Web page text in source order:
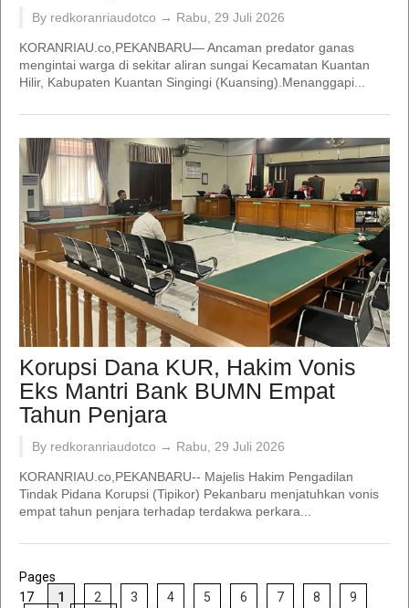
By redkoranriaudotco → Rabu, 29 Juli 2026
KORANRIAU.co,PEKANBARU— Ancaman predator ganas
mengintai warga di sekitar aliran sungai Kecamatan Kuantan
Hilir, Kabupaten Kuantan Singingi (Kuansing).Menanggapi...
Korupsi Dana KUR, Hakim Vonis
Eks Mantri Bank BUMN Empat
Tahun Penjara
By redkoranriaudotco → Rabu, 29 Juli 2026
KORANRIAU.co,PEKANBARU-- Majelis Hakim Pengadilan
Tindak Pidana Korupsi (Tipikor) Pekanbaru menjatuhkan vonis
empat tahun penjara terhadap terdakwa perkara...
Pages
17
1 2 3 4 5 6 7 8
9